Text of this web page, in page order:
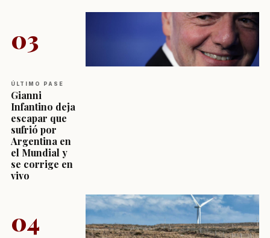
03
ÚLTIMO PASE
Gianni
Infantino deja
escapar que
sufrió por
Argentina en
el Mundial y
se corrige en
vivo
04